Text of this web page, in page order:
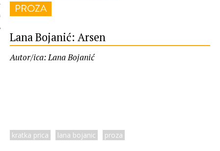
PROZA
Lana Bojanić: Arsen
Autor/ica: Lana Bojanić
kratka prica lana bojanic proza